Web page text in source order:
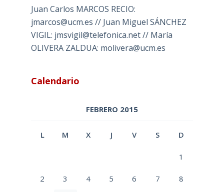
Juan Carlos MARCOS RECIO:
jmarcos@ucm.es // Juan Miguel SÁNCHEZ
VIGIL: jmsvigil@telefonica.net // María
OLIVERA ZALDUA: molivera@ucm.es
Calendario
FEBRERO 2015
L M X J V S D
1
2 3 4 5 6 7 8